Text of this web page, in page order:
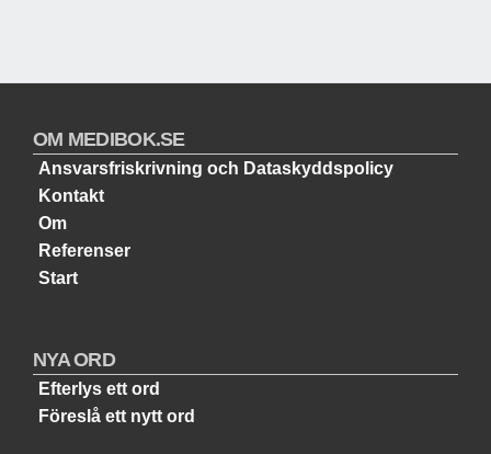
OM MEDIBOK.SE
Ansvarsfriskrivning och Dataskyddspolicy
Kontakt
Om
Referenser
Start
NYA ORD
Efterlys ett ord
Föreslå ett nytt ord